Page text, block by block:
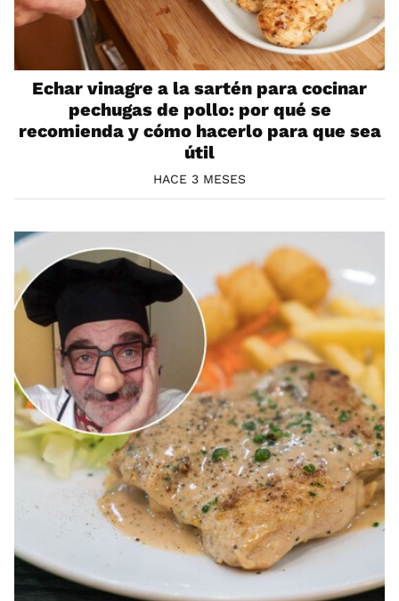
Echar vinagre a la sartén para cocinar
pechugas de pollo: por qué se
recomienda y cómo hacerlo para que sea
útil
HACE 3 MESES